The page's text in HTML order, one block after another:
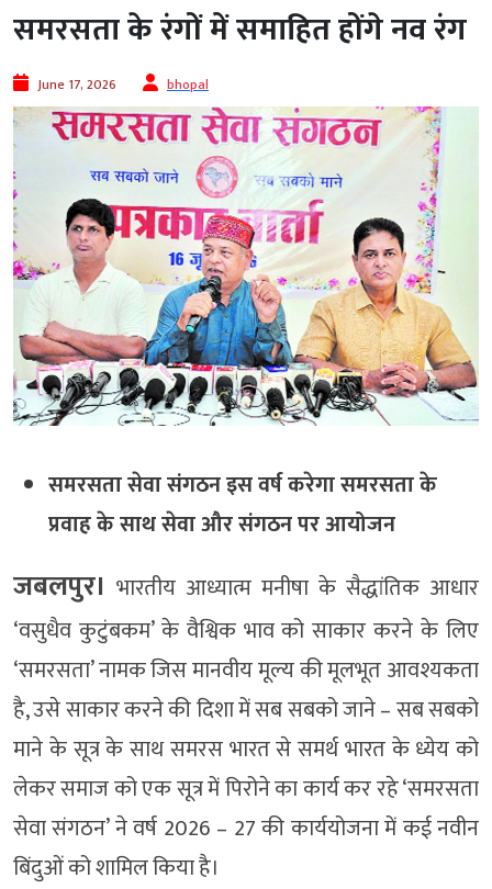
समरसता के रंगों में समाहित होंगे नव रंग
June 17, 2026 bhopal
समरसता सेवा संगठन इस वर्ष करेगा समरसता के
प्रवाह के साथ सेवा और संगठन पर आयोजन
जबलपुर। भारतीय आध्यात्म मनीषा के सैद्धांतिक आधार
‘वसुधैव कुटुंबकम’ के वैश्विक भाव को साकार करने के लिए
‘समरसता’ नामक जिस मानवीय मूल्य की मूलभूत आवश्यकता
है, उसे साकार करने की दिशा में सब सबको जाने – सब सबको
माने के सूत्र के साथ समरस भारत से समर्थ भारत के ध्येय को
लेकर समाज को एक सूत्र में पिरोने का कार्य कर रहे ‘समरसता
सेवा संगठन’ ने वर्ष 2026 – 27 की कार्ययोजना में कई नवीन
बिंदुओं को शामिल किया है।